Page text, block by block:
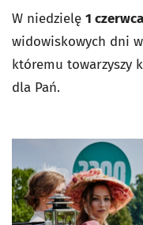
W niedzielę 1 czerwca
widowiskowych dni
któremu towarzyszy
dla Pań.